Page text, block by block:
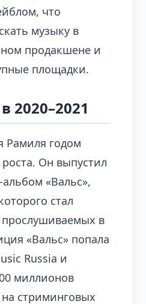
что
музыку в
продакшене и
площадки.
2020–2021
Рамиля годом
Он выпустил
«Вальс»,
стал
в
«Вальс» попала
Russia и
миллионов
стриминговых